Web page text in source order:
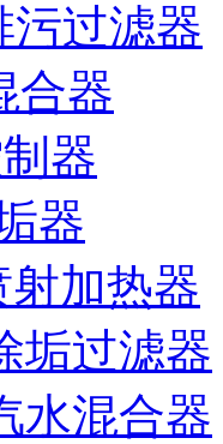
污过滤器
合器
器
器
射加热器
垢过滤器
水混合器